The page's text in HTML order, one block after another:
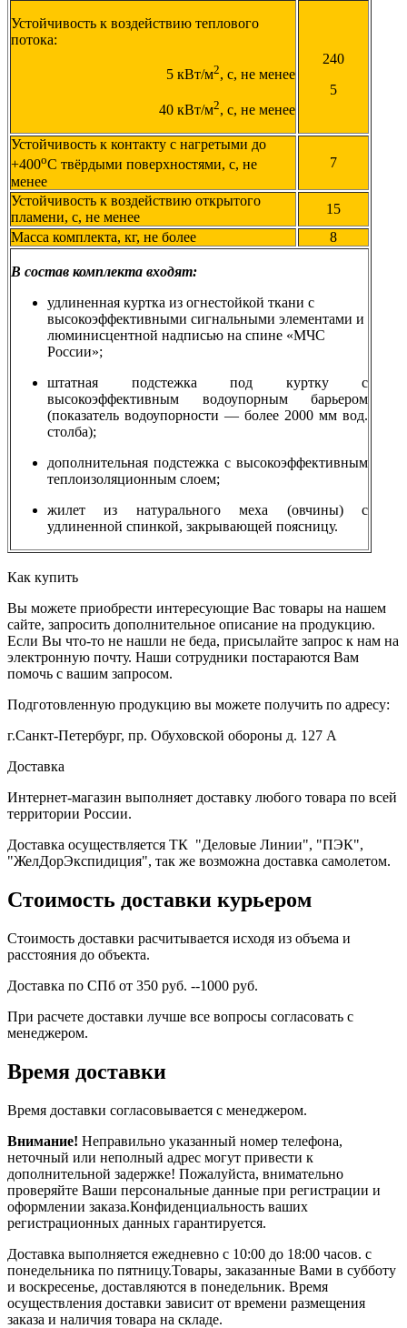
Устойчивость к воздействию теплового
потока:
5 кВт/м2, с, не менее
40 кВт/м2, с, не менее
240
5
Устойчивость к контакту с нагретыми до
+400oС твёрдыми поверхностями, с, не
менее
7
Устойчивость к воздействию открытого
пламени, с, не менее
15
Масса комплекта, кг, не более
8
В состав комплекта входят:
удлиненная куртка из огнестойкой ткани с
высокоэффективными сигнальными элементами и
люминисцентной надписью на спине «МЧС
России»;
штатная подстежка под куртку с
высокоэффективным водоупорным барьером
(показатель водоупорности — более 2000 мм вод.
столба);
дополнительная подстежка с высокоэффективным
теплоизоляционным слоем;
жилет из натурального меха (овчины) с
удлиненной спинкой, закрывающей поясницу.
Как купить
Вы можете приобрести интересующие Вас товары на нашем
сайте, запросить дополнительное описание на продукцию.
Если Вы что-то не нашли не беда, присылайте запрос к нам на
электронную почту. Наши сотрудники постараются Вам
помочь с вашим запросом.
Подготовленную продукцию вы можете получить по адресу:
г.Санкт-Петербург, пр. Обуховской обороны д. 127 А
Доставка
Интернет-магазин выполняет доставку любого товара по всей
территории России.
Доставка осуществляется ТК "Деловые Линии", "ПЭК",
"ЖелДорЭкспидиция", так же возможна доставка самолетом.
Стоимость доставки курьером
Стоимость доставки расчитывается исходя из объема и
расстояния до объекта.
Доставка по СПб от 350 руб. --1000 руб.
При расчете доставки лучше все вопросы согласовать с
менеджером.
Время доставки
Время доставки согласовывается с менеджером.
Внимание! Неправильно указанный номер телефона,
неточный или неполный адрес могут привести к
дополнительной задержке! Пожалуйста, внимательно
проверяйте Ваши персональные данные при регистрации и
оформлении заказа.Конфиденциальность ваших
регистрационных данных гарантируется.
Доставка выполняется ежедневно с 10:00 до 18:00 часов. с
понедельника по пятницу.Товары, заказанные Вами в субботу
и воскресенье, доставляются в понедельник. Время
осуществления доставки зависит от времени размещения
заказа и наличия товара на складе.